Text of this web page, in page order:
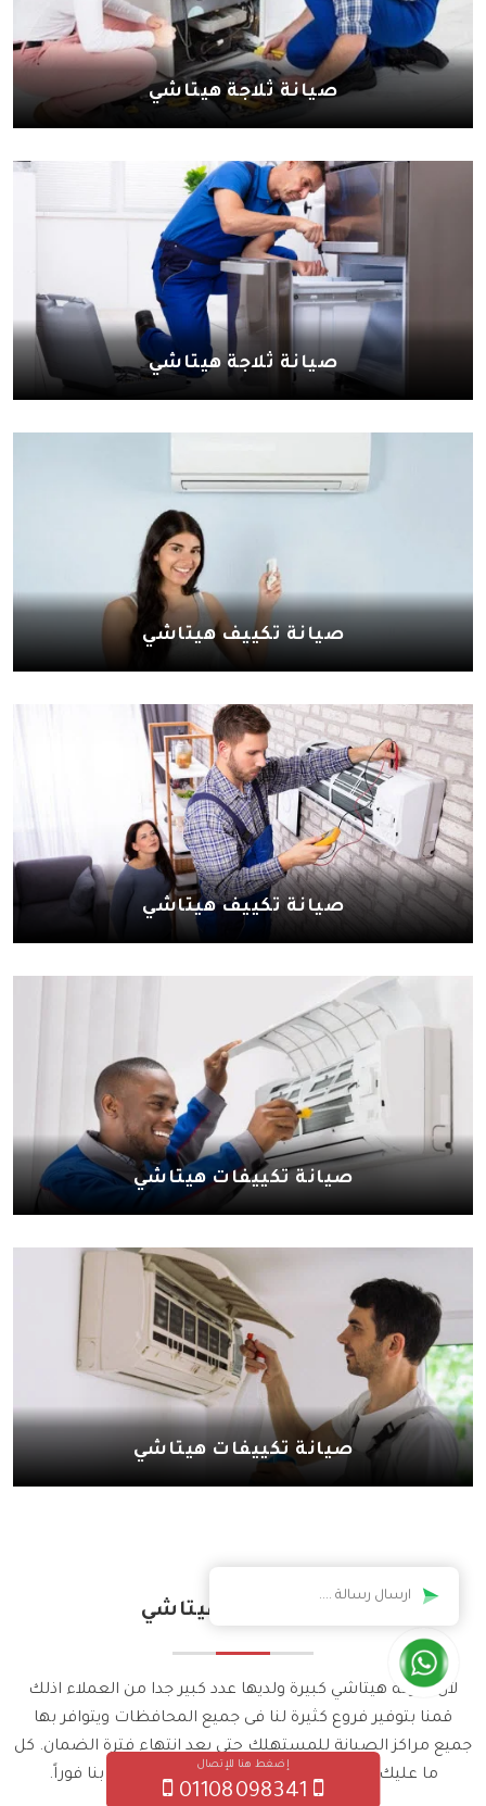
صيانة ثلاجة هيتاشي
صيانة ثلاجة هيتاشي
صيانة تكييف هيتاشي
صيانة تكييف هيتاشي
صيانة تكييفات هيتاشي
صيانة تكييفات هيتاشي
مراكز وفروع هيتاشي
لأن شركة هيتاشي كبيرة ولديها عدد كبير جدا من العملاء اذلك
قمنا بتوفير فروع كثيرة لنا فى جميع المحافظات ويتوافر بها
جميع مراكز الصيانة للمستهلك حتى بعد انتهاء فترة الضمان. كل
ما عليك هو التوجه الى أقرب فرع لك او الإتصال بنا فوراً.
إضغط هنا للإتصال
01108098341